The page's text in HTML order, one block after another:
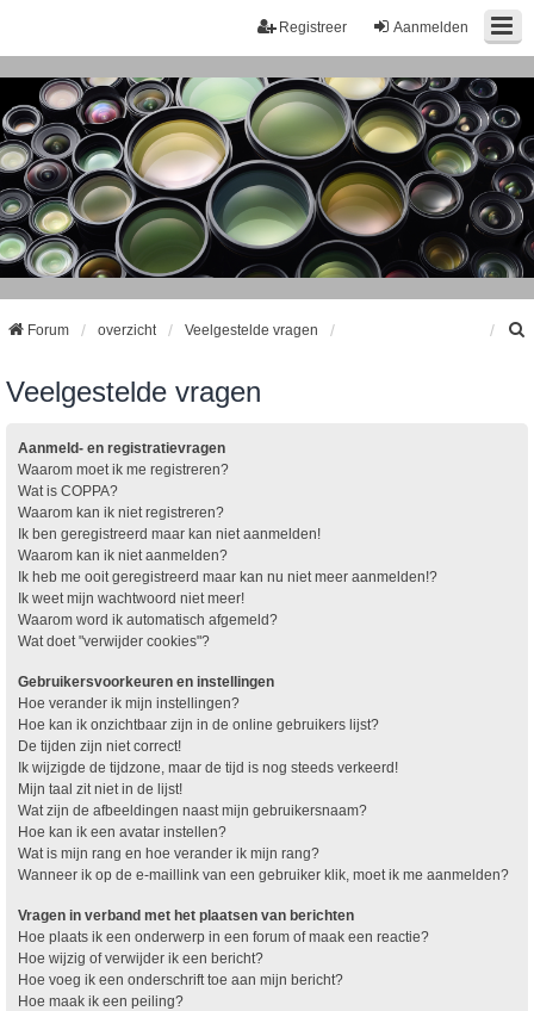
Aanmelden
Registreer
Forum overzicht Veelgestelde vragen
Veelgestelde vragen
Aanmeld- en registratievragen
Waarom moet ik me registreren?
Wat is COPPA?
Waarom kan ik niet registreren?
Ik ben geregistreerd maar kan niet aanmelden!
Waarom kan ik niet aanmelden?
Ik heb me ooit geregistreerd maar kan nu niet meer aanmelden!?
Ik weet mijn wachtwoord niet meer!
Waarom word ik automatisch afgemeld?
Wat doet "verwijder cookies"?
Gebruikersvoorkeuren en instellingen
Hoe verander ik mijn instellingen?
Hoe kan ik onzichtbaar zijn in de online gebruikers lijst?
De tijden zijn niet correct!
Ik wijzigde de tijdzone, maar de tijd is nog steeds verkeerd!
Mijn taal zit niet in de lijst!
Wat zijn de afbeeldingen naast mijn gebruikersnaam?
Hoe kan ik een avatar instellen?
Wat is mijn rang en hoe verander ik mijn rang?
Wanneer ik op de e-maillink van een gebruiker klik, moet ik me aanmelden?
Vragen in verband met het plaatsen van berichten
Hoe plaats ik een onderwerp in een forum of maak een reactie?
Hoe wijzig of verwijder ik een bericht?
Hoe voeg ik een onderschrift toe aan mijn bericht?
Hoe maak ik een peiling?